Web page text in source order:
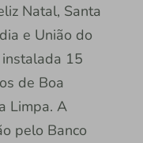
Natal, Santa
e União do
15
de Boa
Limpa. A
pelo Banco